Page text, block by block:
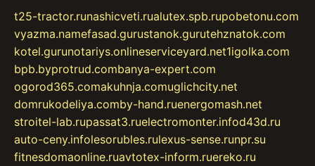
t25-tractor.runashicveti.rualutex.spb.rupobetonu.com
vyazma.namefasad.gurustanok.gurutehznatok.com
kotel.gurunotariys.onlineserviceyard.net1igolka.com
bpb.byprotrud.combanya-expert.com
ogorod365.comakuhnja.comuglichcity.net
domrukodeliya.comby-hand.ruenergomash.net
stroitel-lab.rupassat3.ruelectromonter.infod43d.ru
auto-ceny.infolesorubles.rulexus-sense.runpr.su
fitnesdomaonline.ruavtotex-inform.ruereko.ru